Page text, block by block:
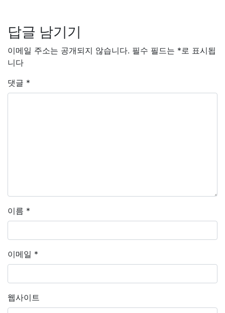
답글 남기기
이메일 주소는 공개되지 않습니다. 필수 필드는 *로 표시됩
니다
댓글 *
이름 *
이메일 *
웹사이트